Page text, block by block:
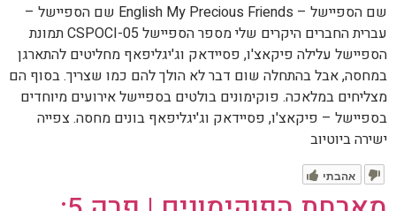
שם הספיישל – English My Precious Friends שם הספיישל –
עברית החברים היקרים שלי מספר הספיישל CSPOCI-05 תמונת
הספיישל עלילה פיקאצ'ו, פסיידאק וג'יגליפאף מחליטים להתארגן
במחסה, אבל בהתחלה שום דבר לא הולך להם כמו שצריך. בסוף הם
מצליחים במלאכה. פוקימונים בולטים בספיישל אירועים מיוחדים
בספיישל – פיקאצ'ו, פסיידאק וג'יגליפאף בונים מחסה. צפייה
ישירה ביוטיוב
אהבתי